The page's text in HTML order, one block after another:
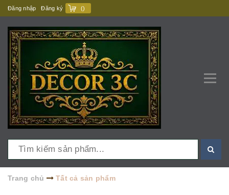
Đăng nhập Đăng ký ()
Trang chủ Tất cả sản phẩm